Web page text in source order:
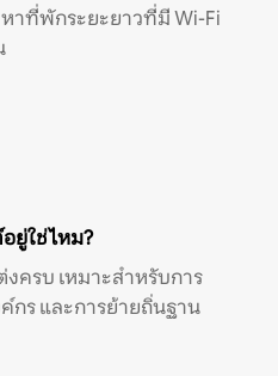
าที่พักระยะยาวที่มี Wi-Fi
ยู่ใช่ไหม?
ครบ เหมาะสำหรับการ
กร และการย้ายถิ่นฐาน